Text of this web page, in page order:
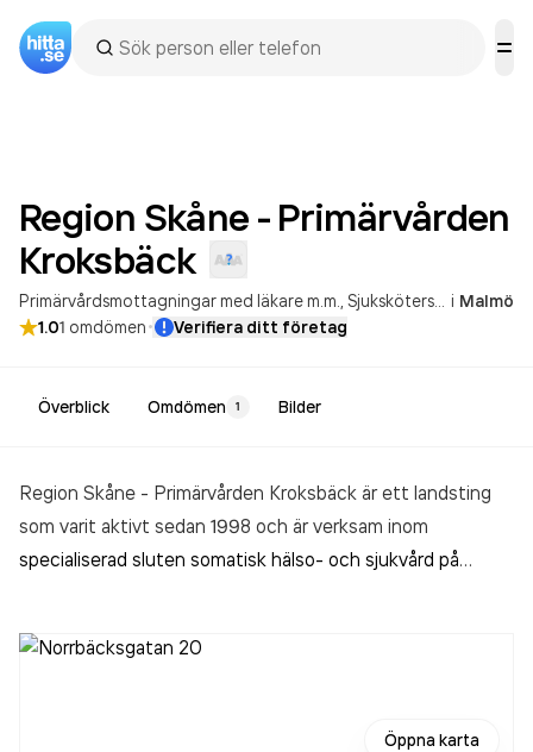
Region Skåne - Primärvården
Kroksbäck
Primärvårdsmottagningar med läkare m.m. Sjuksköterske- och barnmorskeverksamhet i Malmö
1.01 omdömen· Verifiera ditt företag
Överblick Omdömen 1 Bilder
Region Skåne - Primärvården Kroksbäck är ett landsting
som varit aktivt sedan 1998 och är verksam inom
specialiserad sluten somatisk hälso- och sjukvård på
Öppna karta